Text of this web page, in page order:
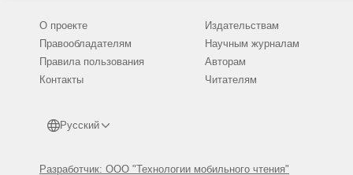
О проекте
Правообладателям
Правила пользования
Контакты
Русский
Разработчик: ООО "Технологии мобильного чтения"
Издательствам
Научным журналам
Авторам
Читателям